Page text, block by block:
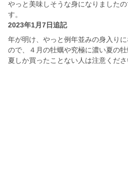
やっと美味しそうな身になりました
す。
2023年1月7日追記
年が明け、やっと例年並みの身入り
ので、４月の牡蠣や究極に濃い夏の牡
夏しか買ったことない人は注意くださ